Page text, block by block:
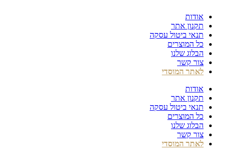
לתוכן
אודות
תקנון אתר
תנאי ביטול עסקה
כל המוצרים
הבלוג שלנו
צור קשר
לאתר המוסדי
אודות
תקנון אתר
תנאי ביטול עסקה
כל המוצרים
הבלוג שלנו
צור קשר
לאתר המוסדי